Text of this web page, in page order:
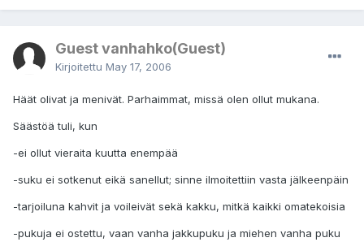
Guest vanhahko(Guest)
Kirjoitettu May 17, 2006
Häät olivat ja menivät. Parhaimmat, missä olen ollut mukana.
Säästöä tuli, kun
-ei ollut vieraita kuutta enempää
-suku ei sotkenut eikä sanellut; sinne ilmoitettiin vasta jälkeenpäin
-tarjoiluna kahvit ja voileivät sekä kakku, mitkä kaikki omatekoisia
-pukuja ei ostettu, vaan vanha jakkupuku ja miehen vanha puku